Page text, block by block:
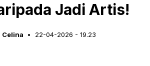
Jadi Artis!
Celina 22-04-2026 - 19.23